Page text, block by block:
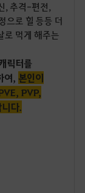
, 추격-편전,
으로 힐 등등 더
로 먹게 해주는
릭터를
여, 본인이
PVP,
다.